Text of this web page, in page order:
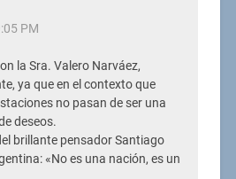
PM
la Sra. Valero Narváez,
ya que en el contexto que
no pasan de ser una
deseos.
brillante pensador Santiago
«No es una nación, es un